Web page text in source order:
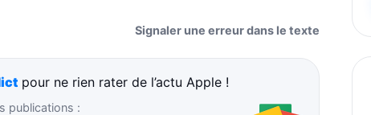
Signaler une erreur dans le texte
pour ne rien rater de l’actu Apple !
publications :